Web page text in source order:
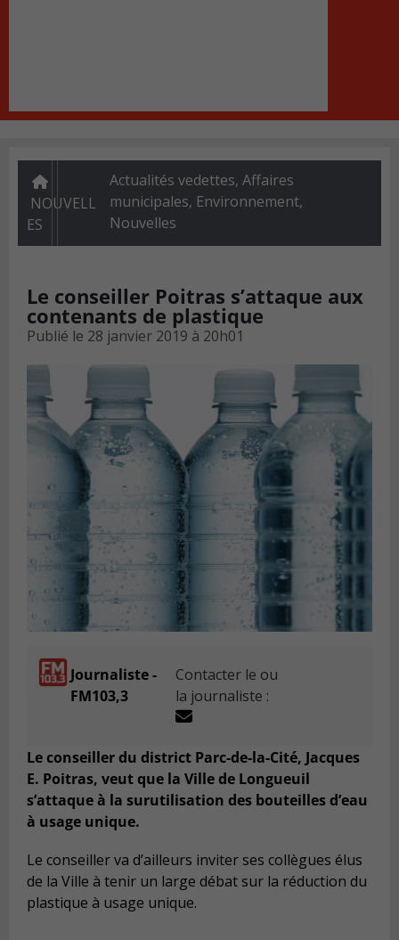
NOUVELL
ES
Actualités vedettes, Affaires
municipales, Environnement,
Nouvelles
Le conseiller Poitras s’attaque aux
contenants de plastique
Publié le 28 janvier 2019 à 20h01
Journaliste -
FM103,3
Contacter le ou
la journaliste :
Le conseiller du district Parc-de-la-Cité, Jacques
E. Poitras, veut que la Ville de Longueuil
s’attaque à la surutilisation des bouteilles d’eau
à usage unique.
Le conseiller va d’ailleurs inviter ses collègues élus
de la Ville à tenir un large débat sur la réduction du
plastique à usage unique.